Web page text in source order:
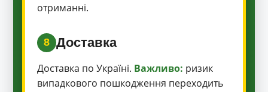
отриманні.
8 Доставка
Доставка по Україні. Важливо: ризик
випадкового пошкодження переходить